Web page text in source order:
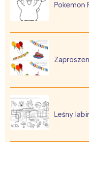
Pokemon
Leśny